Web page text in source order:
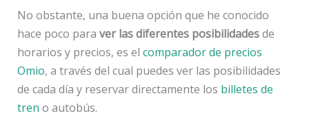
No obstante, una buena opción que he conocido
hace poco para ver las diferentes posibilidadesde
horarios y precios, es el comparador de precios
Omio, a través del cual puedes ver las posibilidades
de cada día y reservar directamente los billetes de
tren o autobús.